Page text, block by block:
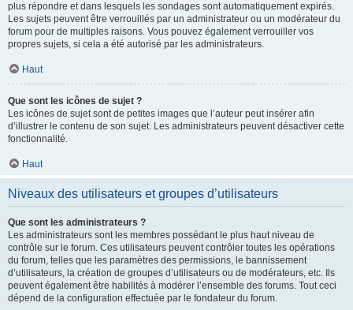
plus répondre et dans lesquels les sondages sont automatiquement expirés.
Les sujets peuvent être verrouillés par un administrateur ou un modérateur du
forum pour de multiples raisons. Vous pouvez également verrouiller vos
propres sujets, si cela a été autorisé par les administrateurs.
Haut
Que sont les icônes de sujet ?
Les icônes de sujet sont de petites images que l’auteur peut insérer afin
d’illustrer le contenu de son sujet. Les administrateurs peuvent désactiver cette
fonctionnalité.
Haut
Niveaux des utilisateurs et groupes d’utilisateurs
Que sont les administrateurs ?
Les administrateurs sont les membres possédant le plus haut niveau de
contrôle sur le forum. Ces utilisateurs peuvent contrôler toutes les opérations
du forum, telles que les paramètres des permissions, le bannissement
d’utilisateurs, la création de groupes d’utilisateurs ou de modérateurs, etc. Ils
peuvent également être habilités à modérer l’ensemble des forums. Tout ceci
dépend de la configuration effectuée par le fondateur du forum.